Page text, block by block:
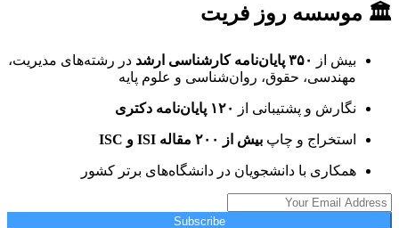
🏛 موسسه روز فریت
بیش از ۳۵۰ پایان‌نامه کارشناسی ارشد
در رشته‌های مدیریت،
مهندسی، حقوق، روان‌شناسی و علوم پایه
نگارش و پشتیبانی از ۱۲۰ پایان‌نامه دکتری
استخراج و چاپ بیش از ۲۰۰ مقاله ISI و ISC
همکاری با دانشجویان در دانشگاه‌های برتر کشور
Subscribe